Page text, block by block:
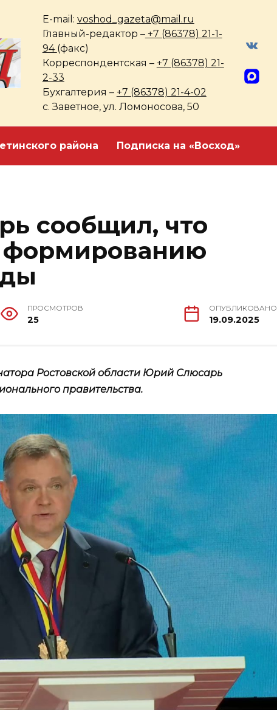
E-mail: voshod_gazeta@mail.ru
Главный-редактор –+7 (86378) 21-1-
94 (факс)
Корреспондентская – +7 (86378) 21-
2-33
Бухгалтерия – +7 (86378) 21-4-02
с. Заветное, ул. Ломоносова, 50
района Подписка на «Восход»
сообщил, что
формированию
ПРОСМОТРОВ
25
ОПУБЛИКОВАНО
19.09.2025
Ростовской области Юрий Слюсарь
правительства.